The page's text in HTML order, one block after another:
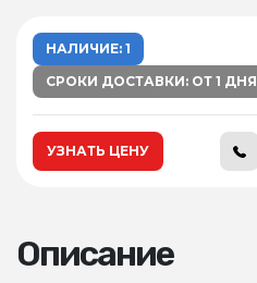
НАЛИЧИЕ: 1
СРОКИ ДОСТАВКИ: ОТ 1 ДНЯ
УЗНАТЬ ЦЕНУ
Описание